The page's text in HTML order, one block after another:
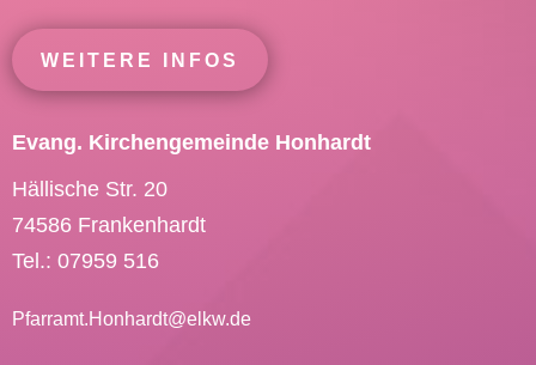
WEITERE INFOS
Evang. Kirchengemeinde Honhardt
Hällische Str. 20
74586 Frankenhardt
Tel.: 07959 516
Pfarramt.Honhardt@elkw.de